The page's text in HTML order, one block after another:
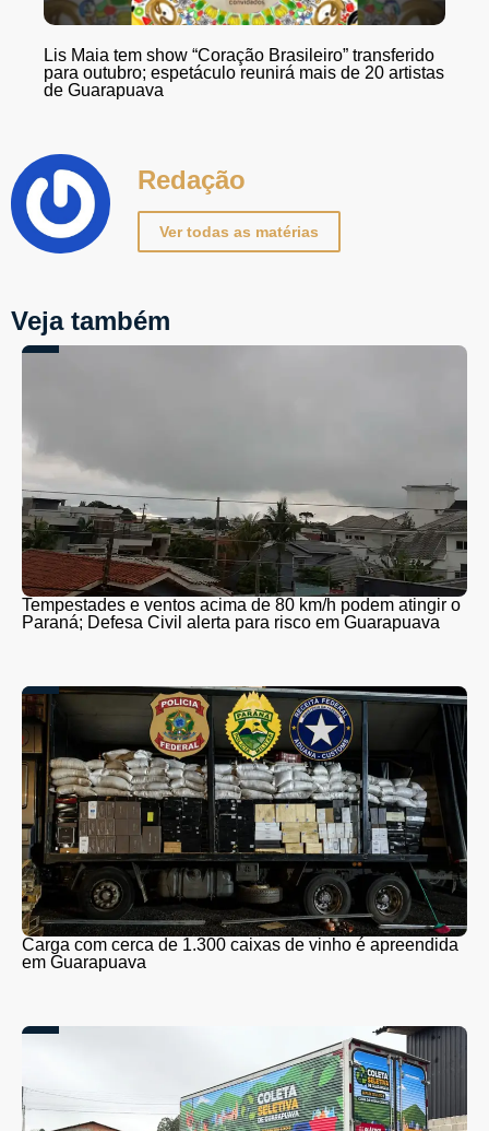
Lis Maia tem show “Coração Brasileiro” transferido
para outubro; espetáculo reunirá mais de 20 artistas
de Guarapuava
Redação
Ver todas as matérias
Veja também
Tempestades e ventos acima de 80 km/h podem atingir o
Paraná; Defesa Civil alerta para risco em Guarapuava
Carga com cerca de 1.300 caixas de vinho é apreendida
em Guarapuava